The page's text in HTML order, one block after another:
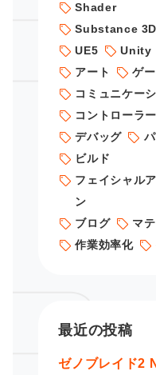
Shader
Substance
UE5
Unity
アート
ゲ
コミュニケー
コントローラー
デバッグ
ビルド
フェイシャル
ン
ブログ
マ
作業効率化
最近の投稿
ゼノブレイド2